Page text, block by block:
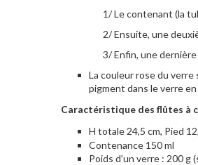
1/ Le contenant (la
2/ Ensuite, une
3/ Enfin, une
La couleur rose du
pigment dans le verre
Caractéristique des flûtes à
H totale 24,5 cm, Pied
Contenance 150 ml
Poids d’un verre : 200 g